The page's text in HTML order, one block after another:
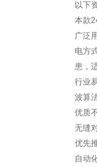
以下
本款
广泛
电方
患，
行业
波算
优质
无缝
优先
自动